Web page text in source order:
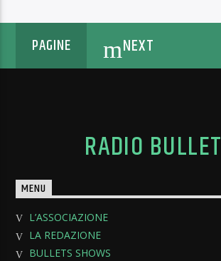
PAGINE NEXT
RADIO
MENU
L’ASSOCIAZIONE
LA REDAZIONE
BULLETS SHOWS